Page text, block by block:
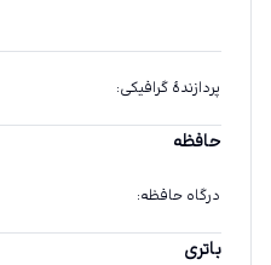
پردازندهٔ گرافیکی:
حافظه
درگاه حافظه:
باتری